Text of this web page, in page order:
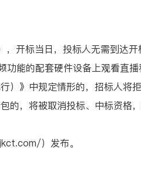
标当日，投标人无需到达开
能的配套硬件设备上观看直播
》中规定情形的，招标人将拒
，将被取消投标、中标资格
）发布。